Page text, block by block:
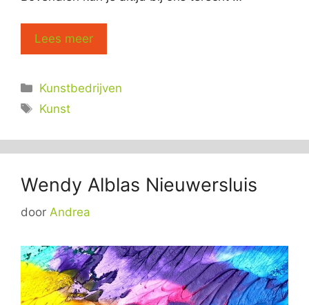
Lees meer
Categorieën
Kunstbedrijven
Tags
Kunst
Wendy Alblas Nieuwersluis
door Andrea